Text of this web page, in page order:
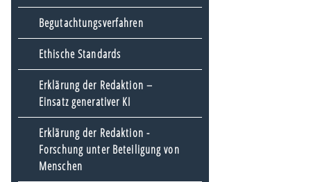
Begutachtungsverfahren
Ethische Standards
Erklärung der Redaktion –
Einsatz generativer KI
Erklärung der Redaktion -
Forschung unter Beteiligung von
Menschen